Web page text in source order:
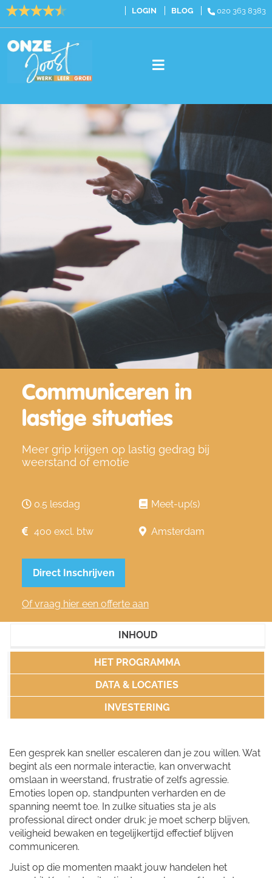
LOGIN BLOG 020 363 8383
Traineeships
020 363 8383
Communiceren in
lastige situaties
Meer grip krijgen op lastig gedrag bij
weerstand of emotie
0.5 lesdag Meet-up(s)
400 excl. btw Amsterdam
Direct Inschrijven
Of vraag hier een offerte aan
INHOUD
HET PROGRAMMA
DATA & LOCATIES
INVESTERING
Een gesprek kan sneller escaleren dan je zou willen. Wat
begint als een normale interactie, kan onverwacht
omslaan in weerstand, frustratie of zelfs agressie.
Emoties lopen op, standpunten verharden en de
spanning neemt toe. In zulke situaties sta je als
professional direct onder druk: je moet scherp blijven,
veiligheid bewaken en tegelijkertijd effectief blijven
communiceren.
Juist op die momenten maakt jouw handelen het